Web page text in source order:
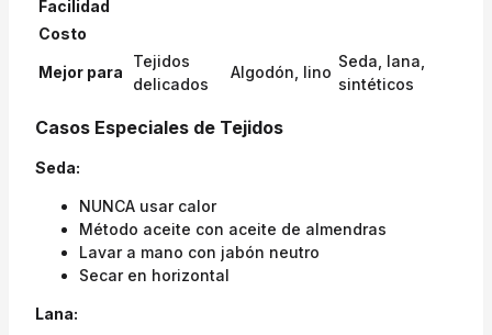
Facilidad
Costo
Mejor para
Tejidos
delicados
Algodón, lino
Seda, lana,
sintéticos
Casos Especiales de Tejidos
Seda:
NUNCA usar calor
Método aceite con aceite de almendras
Lavar a mano con jabón neutro
Secar en horizontal
Lana: